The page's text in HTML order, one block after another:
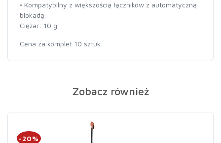
• Kompatybilny z większością łączników z automatyczną
blokadą.
Ciężar: 10 g
Cena za komplet 10 sztuk.
Zobacz również
-20%